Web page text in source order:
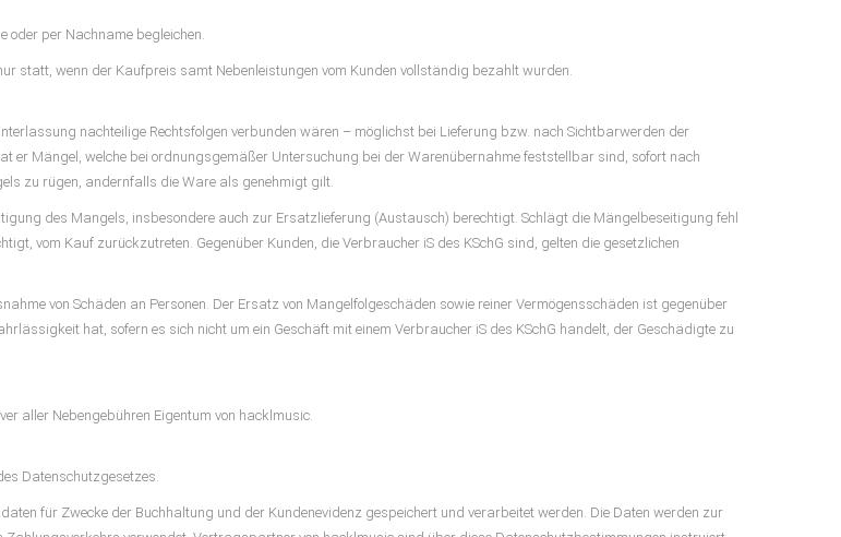
oder per Nachname begleichen.
statt, wenn der Kaufpreis samt Nebenleistungen vom Kunden vollständig bezahlt wurden.
nachteilige Rechtsfolgen verbunden wären – möglichst bei Lieferung bzw. nach Sichtbarwerden der
er Mängel, welche bei ordnungsgemäßer Untersuchung bei der Warenübernahme feststellbar sind, sofort nach
zu rügen, andernfalls die Ware als genehmigt gilt.
des Mangels, insbesondere auch zur Ersatzlieferung (Austausch) berechtigt. Schlägt die Mängelbeseitigung fehl
vom Kauf zurückzutreten. Gegenüber Kunden, die Verbraucher iS des KSchG sind, gelten die gesetzlichen
von Schäden an Personen. Der Ersatz von Mangelfolgeschäden sowie reiner Vermögensschäden ist gegenüber
hat, sofern es sich nicht um ein Geschäft mit einem Verbraucher iS des KSchG handelt, der Geschädigte zu
aller Nebengebühren Eigentum von hacklmusic.
Datenschutzgesetzes.
für Zwecke der Buchhaltung und der Kundenevidenz gespeichert und verarbeitet werden. Die Daten werden zur